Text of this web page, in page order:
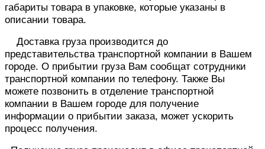
габариты товара в упаковке, которые указаны в
описании товара.
Доставка груза производится до
представительства транспортной компании в Вашем
городе. О прибытии груза Вам сообщат сотрудники
транспортной компании по телефону. Также Вы
можете позвонить в отделение транспортной
компании в Вашем городе для получение
информации о прибытии заказа, может ускорить
процесс получения.